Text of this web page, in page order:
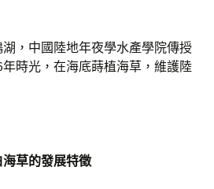
，中國陸地年夜學水產學院傳授
時光，在海底蒔植海草，維護陸
草的發展特徵